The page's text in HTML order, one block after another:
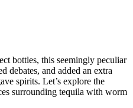
bottles, this seemingly peculiar
debates, and added an extra
spirits. Let’s explore the
surrounding tequila with worm